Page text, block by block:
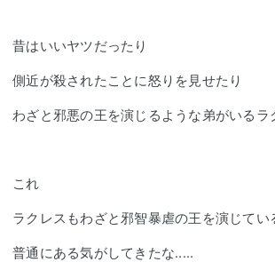
昔はいいヤツだったり
側近が殺されたことに怒りを見せたり
わざと邪悪の王を演じるような弟がいる ラ
これ
ラク レスもわざと邪智暴虐の王を演じてい
普通にある気がしてきたな.....